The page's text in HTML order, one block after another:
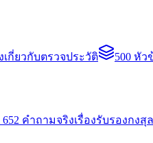
เกี่ยวกับตรวจประวัติ 500 หั
652 คำถามจริงเรื่องรับรองกงสุล